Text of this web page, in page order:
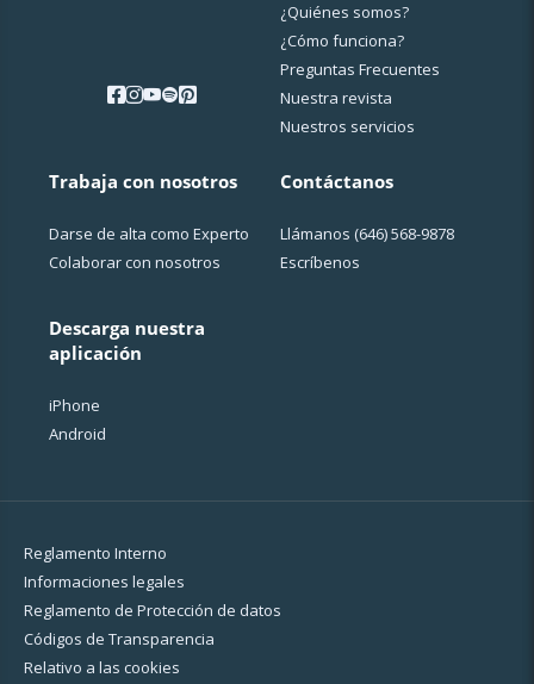
¿Quiénes somos?
¿Cо́mo funciona?
Preguntas Frecuentes
Nuestra revista
Nuestros servicios
Trabaja con nosotros
Darse de alta como Experto
Colaborar con nosotros
Descarga nuestra
aplicación
iPhone
Android
Contáctanos
Llámanos (646) 568-9878
Escríbenos
Reglamento Interno
Informaciones legales
Reglamento de Protección de datos
Códigos de Transparencia
Relativo a las cookies